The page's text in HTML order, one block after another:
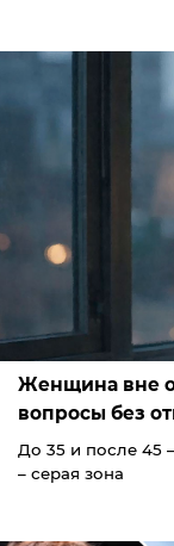
Женщина вне
вопросы без
До 35 и после 45
– серая зона